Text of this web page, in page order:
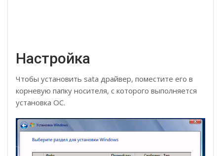
Настройка
Чтобы установить sata драйвер, поместите его в
корневую папку носителя, с которого выполняется
установка ОС.